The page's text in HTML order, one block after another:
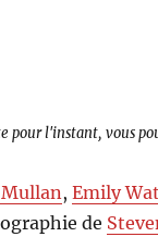
pour l'instant, vous
,Emily
de